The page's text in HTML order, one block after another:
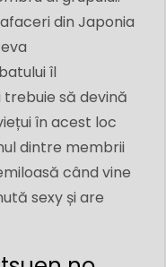
din Japonia
îl
trebuie să devină
în acest loc
dintre membrii
când vine
sexy și are